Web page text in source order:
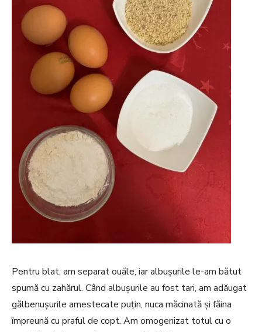
Pentru blat, am separat ouăle, iar albușurile le-am bătut
spumă cu zahărul. Când albușurile au fost tari, am adăugat
gălbenușurile amestecate puțin, nuca măcinată și făina
împreună cu praful de copt. Am omogenizat totul cu o